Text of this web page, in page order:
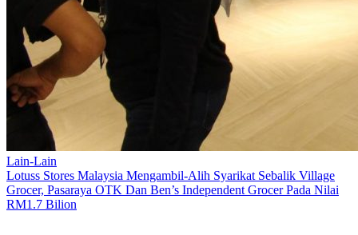
Lain-Lain
Lotuss Stores Malaysia Mengambil-Alih Syarikat Sebalik Village
Grocer, Pasaraya OTK Dan Ben’s Independent Grocer Pada Nilai
RM1.7 Bilion